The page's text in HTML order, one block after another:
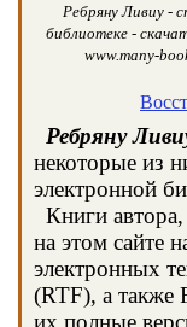
Ребряну Ливиу -
библиотеке -
www.many-
Ребряну
некоторые из
электронной
Книги
на этом сайте
электронных
(RTF), а также
их полные